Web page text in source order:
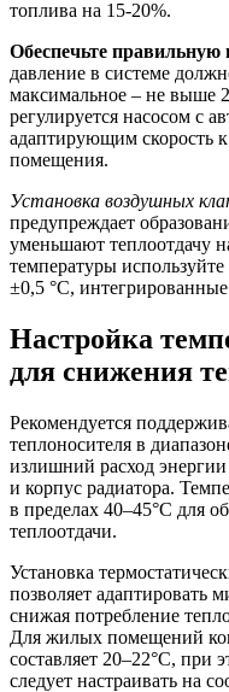
топлива на 15-20%.
Обеспечьте
давление в системе
максимальное – не выше
регулируется насосом с
адаптирующим скорость
помещения.
Установка воздушных
предупреждает
уменьшают теплоотдачу
температуры
±0,5 °C,
Настройка
для снижения
Рекомендуется
теплоносителя в
излишний расход
и корпус радиатора.
в пределах 40–45°C для
теплоотдачи.
Установка
позволяет адаптировать
снижая потребление
Для жилых помещений
составляет 20–22°C, при
следует настраивать на